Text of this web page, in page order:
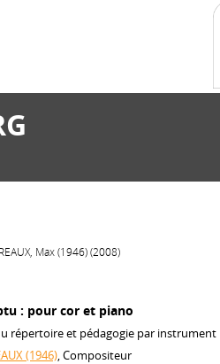
Max (1946) (2008)
: pour cor et piano
répertoire et pédagogie par instrument
(1946), Compositeur